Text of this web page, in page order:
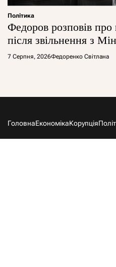
Політика
Федоров розповів
після звільнення з
7 Серпня, 2026Федоренко Світлана
ГоловнаЕкономікаКорупція